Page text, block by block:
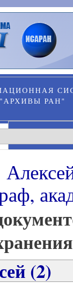
"АРХИВЫ РАН"
(2)